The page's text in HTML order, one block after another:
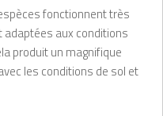
fonctionnent très
aux conditions
produit un magnifique
les conditions de sol et